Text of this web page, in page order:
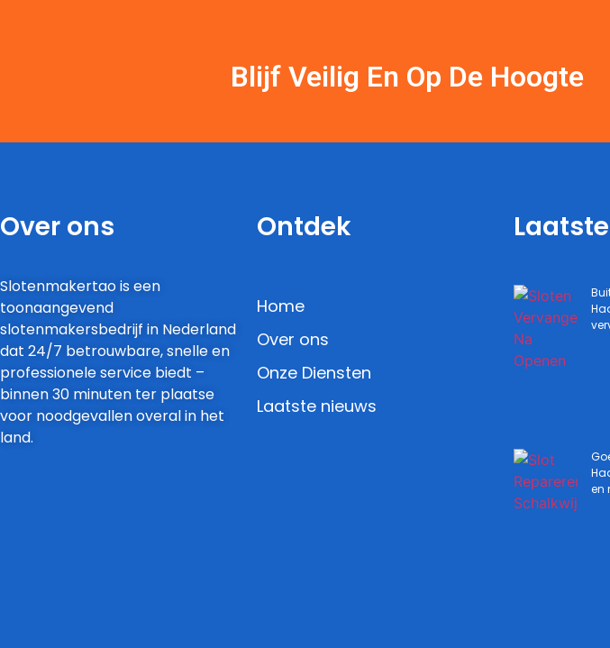
Blijf Veilig En Op De Hoogte
Over ons
Slotenmakertao is een
toonaangevend
slotenmakersbedrijf in Nederland
dat 24/7 betrouwbare, snelle en
professionele service biedt –
binnen 30 minuten ter plaatse
voor noodgevallen overal in het
land.
Ontdek
Home
Over ons
Onze Diensten
Laatste nieuws
en